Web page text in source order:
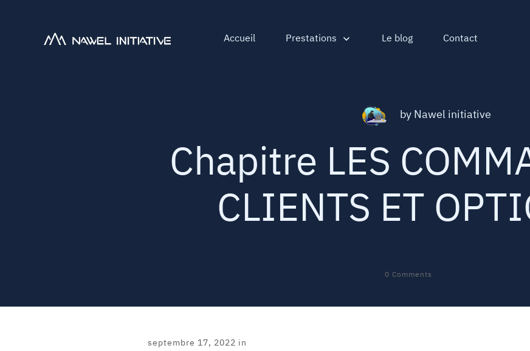
Accueil Prestations Le blog Contact
byNawel initiative
Chapitre LES
CLIENTS ET
0 Comments
septembre 17, 2022 in